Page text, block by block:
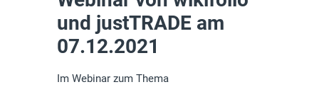
und justTRADE am
07.12.2021
Im Webinar zum Thema